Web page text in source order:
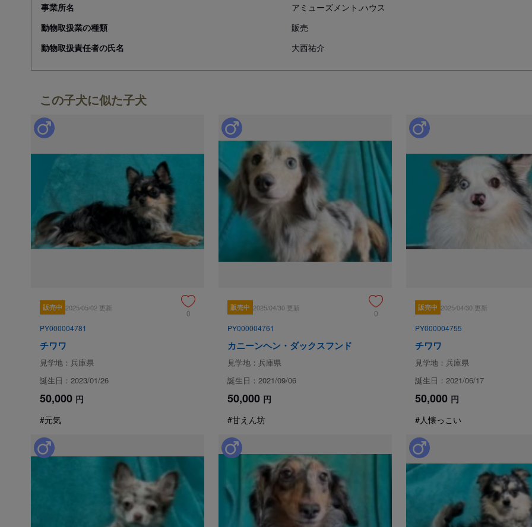
道犬、四国犬）に限り生後49
お迎えにあたっての注意事項
子犬のお迎えにあたっては、
より、
対面説明・現物確認を実施
ことが義務付けられておりま
必ず事業所にて見学・対面を
事業所名
アミューズメント.ハウス
動物取扱業の種類
販売
動物取扱責任者の氏名
大西祐介
この子犬に似た子犬
販売中 2025/05/02 更新
0
PY000004781
チワワ
見学地：兵庫県
誕生日：2023/01/26
50,000 円
#元気
販売中 2025/04/30 更新
0
PY000004761
カニーンヘン・ダックスフンド
見学地：兵庫県
誕生日：2021/09/06
50,000 円
#甘えん坊
販売中 2025/04/30 更新
PY000004755
チワワ
見学地：兵庫県
誕生日：2021/06/17
50,000 円
#人懐っこい